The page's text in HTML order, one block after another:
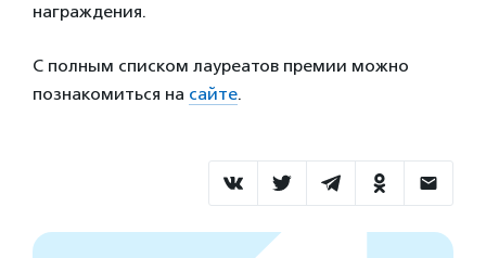
награждения.
С полным списком лауреатов премии можно
познакомиться на сайте.